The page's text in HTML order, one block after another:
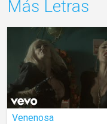
Más Letras
Venenosa